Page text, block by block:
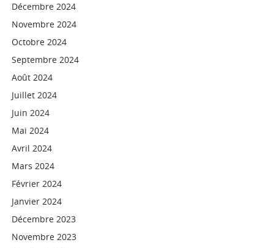
Décembre 2024
Novembre 2024
Octobre 2024
Septembre 2024
Août 2024
Juillet 2024
Juin 2024
Mai 2024
Avril 2024
Mars 2024
Février 2024
Janvier 2024
Décembre 2023
Novembre 2023